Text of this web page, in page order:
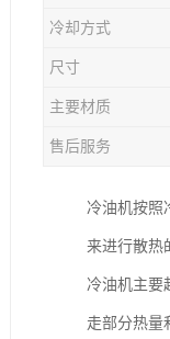
冷却方式
尺寸
主要材质
售后服务
冷油机按照
来进行散热
冷油机主要
走部分热量